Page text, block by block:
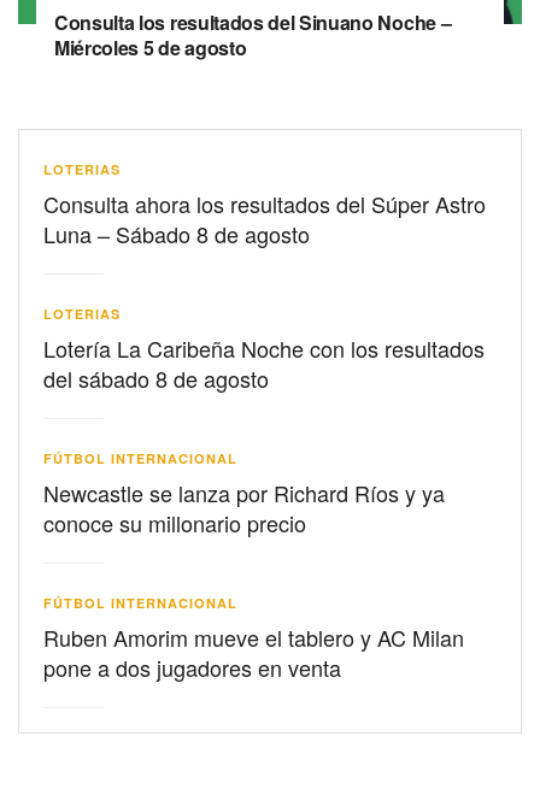
Consulta los resultados del Sinuano Noche –
Miércoles 5 de agosto
LOTERIAS
Consulta ahora los resultados del Súper Astro
Luna – Sábado 8 de agosto
LOTERIAS
Lotería La Caribeña Noche con los resultados
del sábado 8 de agosto
FÚTBOL INTERNACIONAL
Newcastle se lanza por Richard Ríos y ya
conoce su millonario precio
FÚTBOL INTERNACIONAL
Ruben Amorim mueve el tablero y AC Milan
pone a dos jugadores en venta